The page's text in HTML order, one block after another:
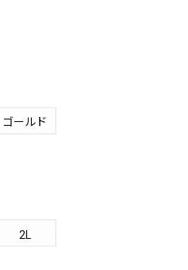
ゴールド
2L